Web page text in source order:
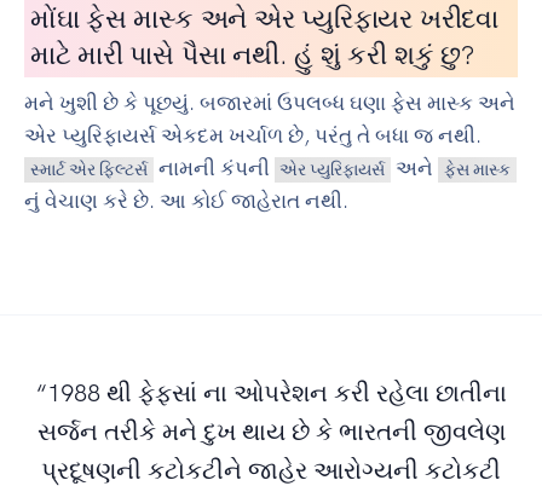
મોંઘા ફેસ માસ્ક અને એર પ્યુરિફાયર ખરીદવા
માટે મારી પાસે પૈસા નથી. હું શું કરી શકું છુ?
મને ખુશી છે કે પૂછયું. બજારમાં ઉપલબ્ધ ઘણા ફેસ માસ્ક અને
એર પ્યુરિફાયર્સ એકદમ ખર્ચાળ છે, પરંતુ તે બધા જ નથી.
સ્માર્ટ એર ફિલ્ટર્સ નામની કંપની એર પ્યુરિફાયર્સ અને ફેસ માસ્ક
નું વેચાણ કરે છે. આ કોઈ જાહેરાત નથી.
“1988 થી ફેફસાં ના ઓપરેશન કરી રહેલા છાતીના
સર્જન તરીકે મને દુખ થાય છે કે ભારતની જીવલેણ
પ્રદૂષણની કટોકટીને જાહેર આરોગ્યની કટોકટી